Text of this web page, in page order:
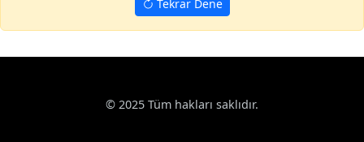
Tekrar Dene
© 2025 Tüm hakları saklıdır.